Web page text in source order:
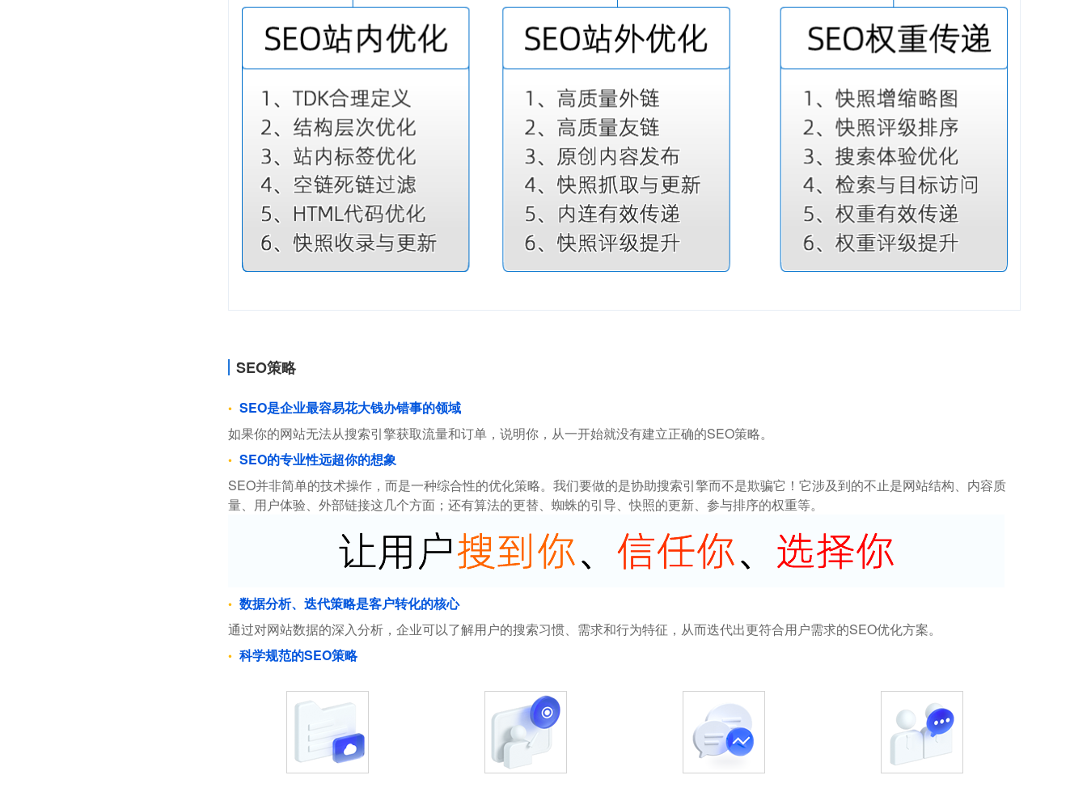
SEO策略
SEO是企业最容易花大钱办错事的领域
如果你的网站无法从搜索引擎获取流量和订单，说明你，从一开始就没有建立正确的SEO策略。
SEO的专业性远超你的想象
SEO并非简单的技术操作，而是一种综合性的优化策略。我们要做的是协助搜索引擎而不是欺骗它！它涉及到的不止是网站结构、内容质
量、用户体验、外部链接这几个方面；还有算法的更替、蜘蛛的引导、快照的更新、参与排序的权重等。
数据分析、迭代策略是客户转化的核心
通过对网站数据的深入分析，企业可以了解用户的搜索习惯、需求和行为特征，从而迭代出更符合用户需求的SEO优化方案。
科学规范的SEO策略